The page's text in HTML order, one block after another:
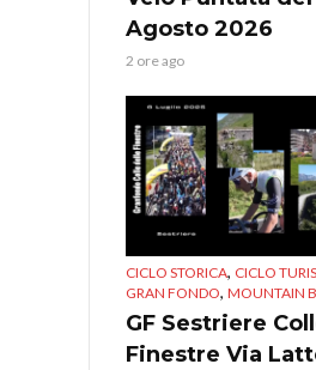
Agosto 2026
2 ore ago
CICLO STORICA, CICLO
GRAN FONDO, MOUNTAIN
GF Sestriere
Finestre Via